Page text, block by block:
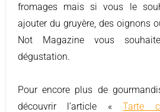
fromages mais si vous le
ajouter du gruyère, des oignons
Not Magazine vous
dégustation.
Pour encore plus de
découvrir l’article «Tarte